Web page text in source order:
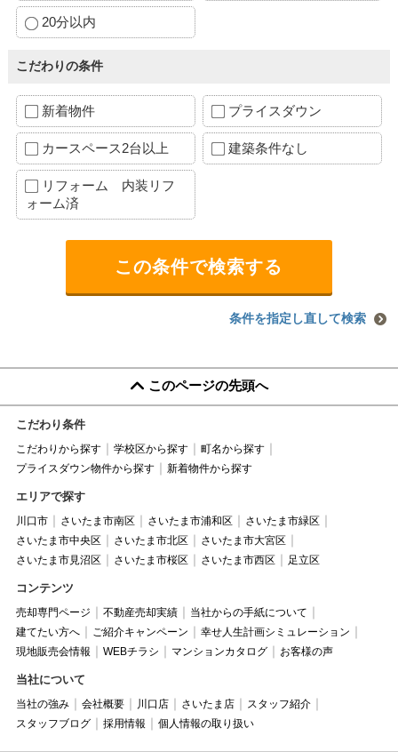
20分以内
こだわりの条件
新着物件 プライスダウン
カースペース2台以上 建築条件なし
リフォーム 内装リフ
ォーム済
条件を指定し直して検索
このページの先頭へ
こだわり条件
こだわりから探す 学校区から探す
町名から探す
プライスダウン物件から探す
新着物件から探す
エリアで探す
川口市 さいたま市南区 さいたま市浦和区
さいたま市緑区
さいたま市中央区
さいたま市北区
さいたま市大宮区
さいたま市見沼区
さいたま市桜区 さいたま市西区 足立区
コンテンツ
売却専門ページ 不動産売却実績
当社からの手紙について
建てたい方へ
ご紹介キャンペーン
幸せ人生計画シミュレーション
現地販売会情報
WEBチラシ マンションカタログ お客様の声
当社について
当社の強み 会社概要 川口店 さいたま店
スタッフ紹介
スタッフブログ
採用情報 個人情報の取り扱い